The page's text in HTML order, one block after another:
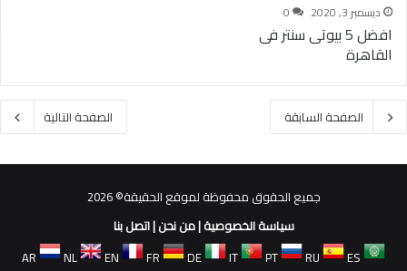
ديسمبر 3, 2020 0
افضل 5 بيوتى سنتر فى
القاهرة
الصفحة السابقة الصفحة التالية
جميع الحقوق محفوظة لموقع الحقيقة© 2026
سياسة الخصوصية|من نحن|اتصل بنا
AR
NL EN FR DE IT PT RU ES